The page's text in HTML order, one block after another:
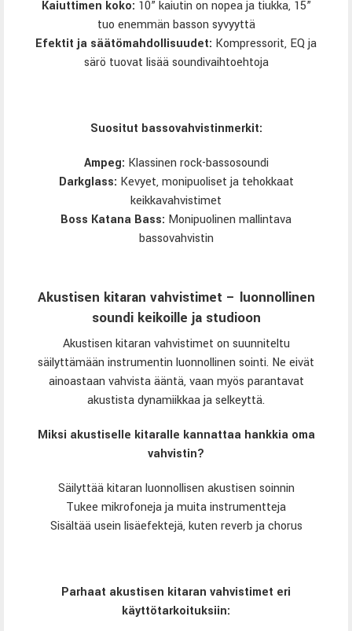
Kaiuttimen koko: 10” kaiutin on nopea ja tiukka, 15”
tuo enemmän basson syvyyttä
Efektit ja säätömahdollisuudet: Kompressorit, EQ ja
särö tuovat lisää soundivaihtoehtoja
Suositut bassovahvistinmerkit:
Ampeg: Klassinen rock-bassosoundi
Darkglass: Kevyet, monipuoliset ja tehokkaat
keikkavahvistimet
Boss Katana Bass: Monipuolinen mallintava
bassovahvistin
Akustisen kitaran vahvistimet – luonnollinen
soundi keikoille ja studioon
Akustisen kitaran vahvistimet on suunniteltu
säilyttämään instrumentin luonnollinen sointi. Ne eivät
ainoastaan vahvista ääntä, vaan myös parantavat
akustista dynamiikkaa ja selkeyttä.
Miksi akustiselle kitaralle kannattaa hankkia oma
vahvistin?
Säilyttää kitaran luonnollisen akustisen soinnin
Tukee mikrofoneja ja muita instrumentteja
Sisältää usein lisäefektejä, kuten reverb ja chorus
Parhaat akustisen kitaran vahvistimet eri
käyttötarkoituksiin: